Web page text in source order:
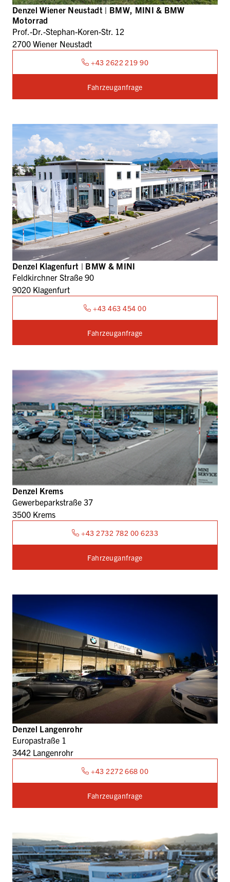
Denzel Wiener Neustadt | BMW, MINI & BMW
Motorrad
Prof.-Dr.-Stephan-Koren-Str. 12
2700 Wiener Neustadt
+43 2622 219 90
Fahrzeuganfrage
Denzel Klagenfurt | BMW & MINI
Feldkirchner Straße 90
9020 Klagenfurt
+43 463 454 00
Fahrzeuganfrage
Denzel Krems
Gewerbeparkstraße 37
3500 Krems
+43 2732 782 00 6233
Fahrzeuganfrage
Denzel Langenrohr
Europastraße 1
3442 Langenrohr
+43 2272 668 00
Fahrzeuganfrage